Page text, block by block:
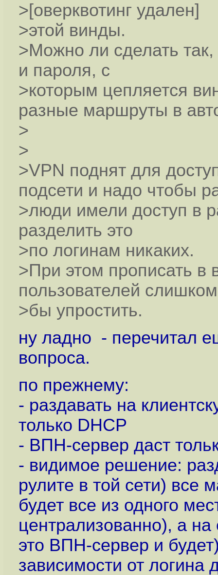
>[оверквотинг удален]
>этой винды.
>Можно ли сделать
и пароля, с
>которым цепляется
разные маршруты в
>
>
>VPN поднят для
подсети и надо чтобы
>люди имели доступ в
разделить это
>по логинам никаких.
>При этом прописать
пользователей
>бы упростить.
ну ладно - перечитал
вопроса.
по прежнему:
- раздавать на
только DHCP
- ВПН-сервер даст
- видимое решение:
рулите в той сети) все
будет все из одного
централизованно), а
это ВПН-сервер и
зависимости от логина